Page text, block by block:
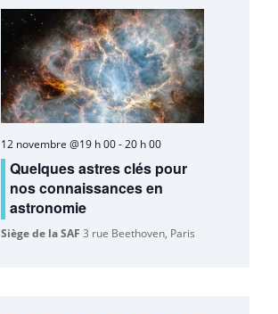
12 novembre @19 h 00-20 h 00
Quelques astres clés pour
nos connaissances en
astronomie
Siège de la SAF3 rue Beethoven, Paris